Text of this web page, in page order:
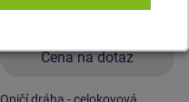
Cena na dotaz